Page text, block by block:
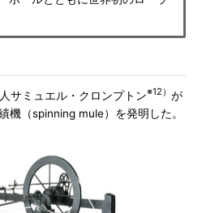
サミュエル・クロンプトン※12） が
機（spinning mule）を発明した。